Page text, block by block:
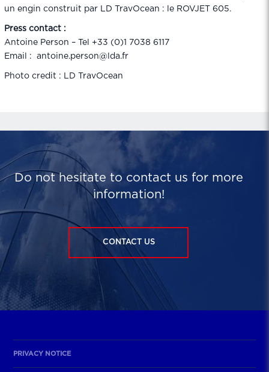
un engin construit par LD TravOcean : le ROVJET 605.
Press contact :
Antoine Person – Tel +33 (0)1 7038 6117
Email : antoine.person@lda.fr
Photo credit : LD TravOcean
Do not hesitate to contact us for more
information!
CONTACT US
PRIVACY NOTICE